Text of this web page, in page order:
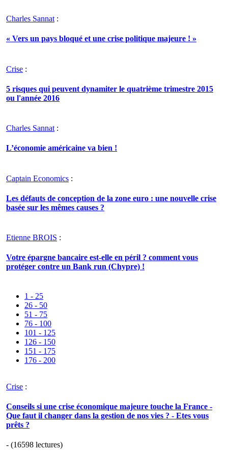
Charles Sannat :
« Vers un pays bloqué et une crise politique majeure ! »
Crise :
5 risques qui peuvent dynamiter le quatrième trimestre 2015
ou l'année 2016
Charles Sannat :
L’économie américaine va bien !
Captain Economics :
Les défauts de conception de la zone euro : une nouvelle crise
basée sur les mêmes causes ?
Etienne BROIS :
Votre épargne bancaire est-elle en péril ? comment vous
protéger contre un Bank run (Chypre) !
1 - 25
26 - 50
51 - 75
76 - 100
101 - 125
126 - 150
151 - 175
176 - 200
Crise :
Conseils si une crise économique majeure touche la France -
Que faut il changer dans la gestion de nos vies ? - Etes vous
prêts ?
- (16598 lectures)